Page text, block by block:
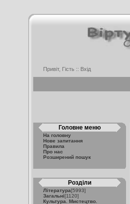
Привіт, Гість :: Вхід
Головне меню
На головну
Нове запитання
Правила
Про нас
Розширений пошук
Розділи
Література[5993]
Загальні[1120]
Культура. Мистецтво.